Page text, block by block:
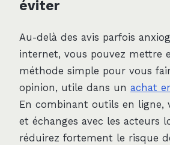
éviter
Au-delà des avis parfois
internet, vous pouvez mettre
méthode simple pour vous
opinion, utile dans un achat
En combinant outils en ligne,
et échanges avec les acteurs
réduirez fortement le risque